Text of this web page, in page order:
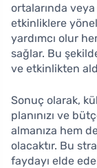
ortalarında
etkinliklere
yardımcı olur
sağlar. Bu
ve etkinlikten
Sonuç olarak,
planınızı ve
almanıza hem
olacaktır. Bu
faydayı elde